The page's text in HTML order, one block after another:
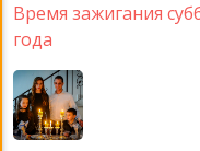
Время зажигания
года